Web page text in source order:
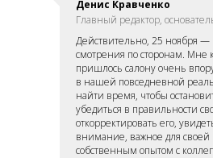
Денис Кравченко
Главный редактор,
Действительно, 25 ноября
смотрения по сторонам. Мне
пришлось салону очень
в нашей повседневной
найти время, чтобы
убедиться в правильности
откорректировать его,
внимание, важное для своей
собственным опытом с